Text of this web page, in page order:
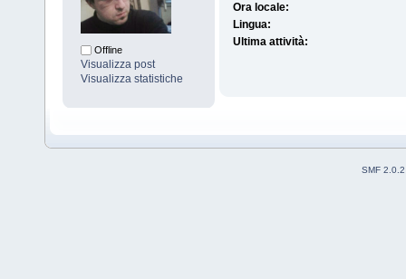
Offline
Visualizza post
Visualizza statistiche
Ora locale:
Lingua:
Ultima attività:
SMF 2.0.2